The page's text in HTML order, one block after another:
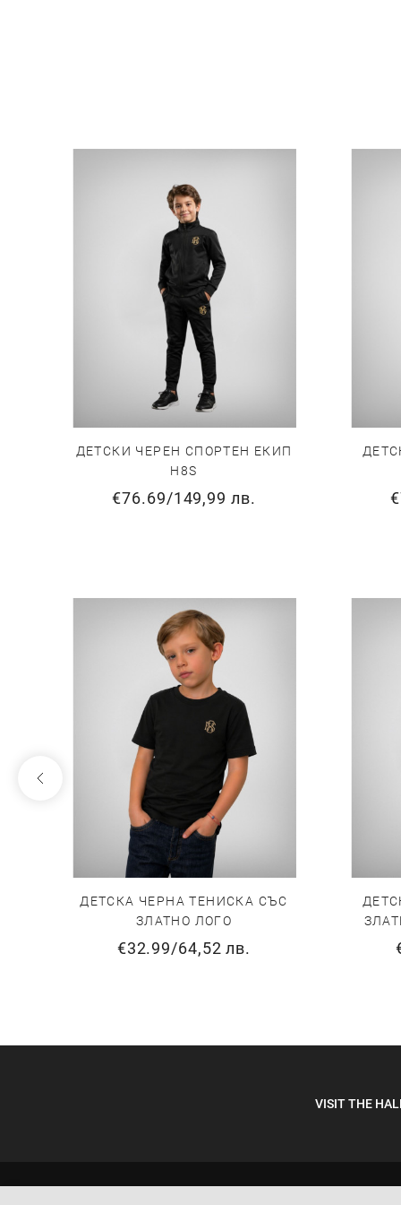
ДЕТСКИ ЧЕРЕН СПОРТЕН ЕКИП
H8S
€76.69/149,99 лв.
ДЕТСКА ЧЕРНА ТЕНИСКА СЪС
ЗЛАТНО ЛОГО
€32.99/64,52 лв.
VISIT THE